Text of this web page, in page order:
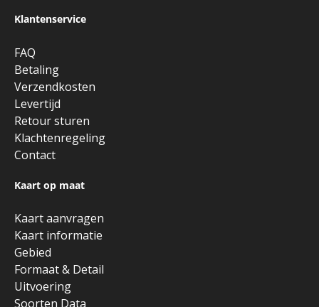
Klantenservice
FAQ
Betaling
Verzendkosten
Levertijd
Retour sturen
Klachtenregeling
Contact
Kaart op maat
Kaart aanvragen
Kaart informatie
Gebied
Formaat & Detail
Uitvoering
Soorten Data